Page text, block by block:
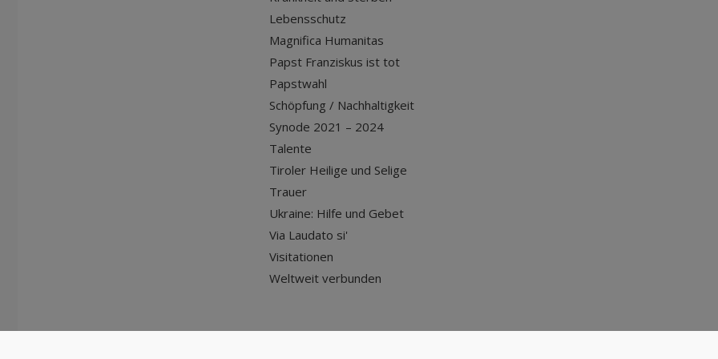
Lebensschutz
Magnifica Humanitas
Papst Franziskus ist tot
Papstwahl
Schöpfung / Nachhaltigkeit
Synode 2021 – 2024
Talente
Tiroler Heilige und Selige
Trauer
Ukraine: Hilfe und Gebet
Via Laudato si'
Visitationen
Weltweit verbunden